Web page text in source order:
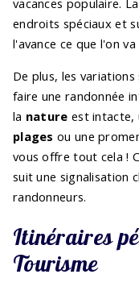
endroits spéciaux et
l'avance ce que l'on
De plus, les
faire une randonnée
la nature est intacte,
plages ou une
vous offre tout cela !
suit une signalisation
randonneurs.
Itinéraires
Tourisme